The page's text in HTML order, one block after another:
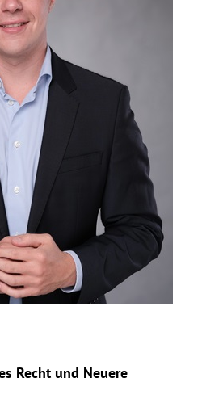
Recht und Neuere